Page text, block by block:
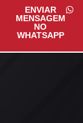
ENVIAR
MENSAGEM
NO
WHATSAPP